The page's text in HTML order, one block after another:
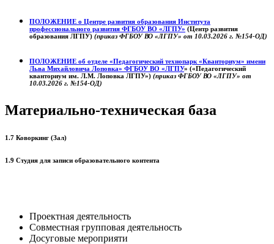
ПОЛОЖЕНИЕ о Центре развития образования Института
профессионального развития ФГБОУ ВО «ЛГПУ» (Центр развития
образования ЛГПУ) (приказ ФГБОУ ВО «ЛГПУ» от 10.03.2026 г. №154-ОД)
ПОЛОЖЕНИЕ об отделе «Педагогический технопарк «Кванториум» имени
Льва Михайловича Лоповка» ФГБОУ ВО «ЛГПУ» («Педагогический
кванториум им. Л.М. Лоповка ЛГПУ») (приказ ФГБОУ ВО «ЛГПУ» от
10.03.2026 г. №154-ОД)
Материально-техническая база
1.7 Коворкинг (Зал)
1.9 Студия для записи образовательного контента
Проектная деятельность
Совместная групповая деятельность
Досуговые мероприяти